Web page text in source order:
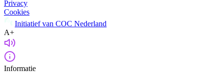
Privacy
Cookies
Initiatief van COC Nederland
A+
Informatie